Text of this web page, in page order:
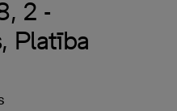
2 -
Platība